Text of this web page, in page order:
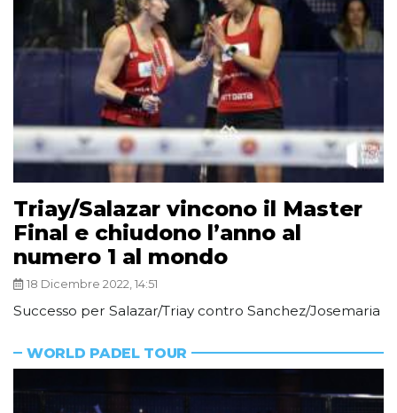
Triay/Salazar vincono il Master
Final e chiudono l’anno al
numero 1 al mondo
18 Dicembre 2022, 14:51
Successo per Salazar/Triay contro Sanchez/Josemaria
WORLD PADEL TOUR